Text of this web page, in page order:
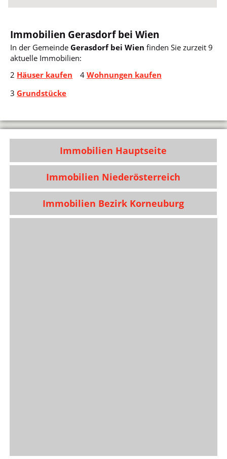
Immobilien Gerasdorf bei Wien
In der GemeindeGerasdorf bei Wien finden Sie zurzeit 9
aktuelle Immobilien:
2 Häuser kaufen 4 Wohnungen kaufen
3Grundstücke
Immobilien Hauptseite
Immobilien Niederösterreich
Immobilien Bezirk Korneuburg